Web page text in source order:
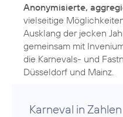
Anonymisierte,
vielseitige
Ausklang der jecken
gemeinsam mit
die Karnevals- und
Düsseldorf und Mainz.
Karneval in Zahlen